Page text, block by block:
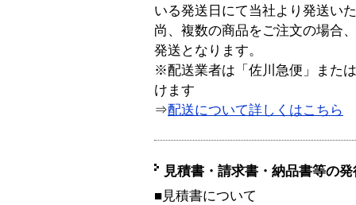
いる発送日にて当社より発送い
尚、複数の商品をご注文の場合
発送となります。
※配送業者は「佐川急便」また
けます
⇒配送について詳しくはこちら
見積書・請求書・納品書等の
■見積書について